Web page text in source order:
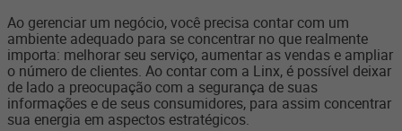
Ao gerenciar um negócio, você precisa contar com um
ambiente adequado para se concentrar no que realmente
importa: melhorar seu serviço, aumentar as vendas e ampliar
o número de clientes. Ao contar com a Linx, é possível deixar
de lado a preocupação com a segurança de suas
informações e de seus consumidores, para assim concentrar
sua energia em aspectos estratégicos.